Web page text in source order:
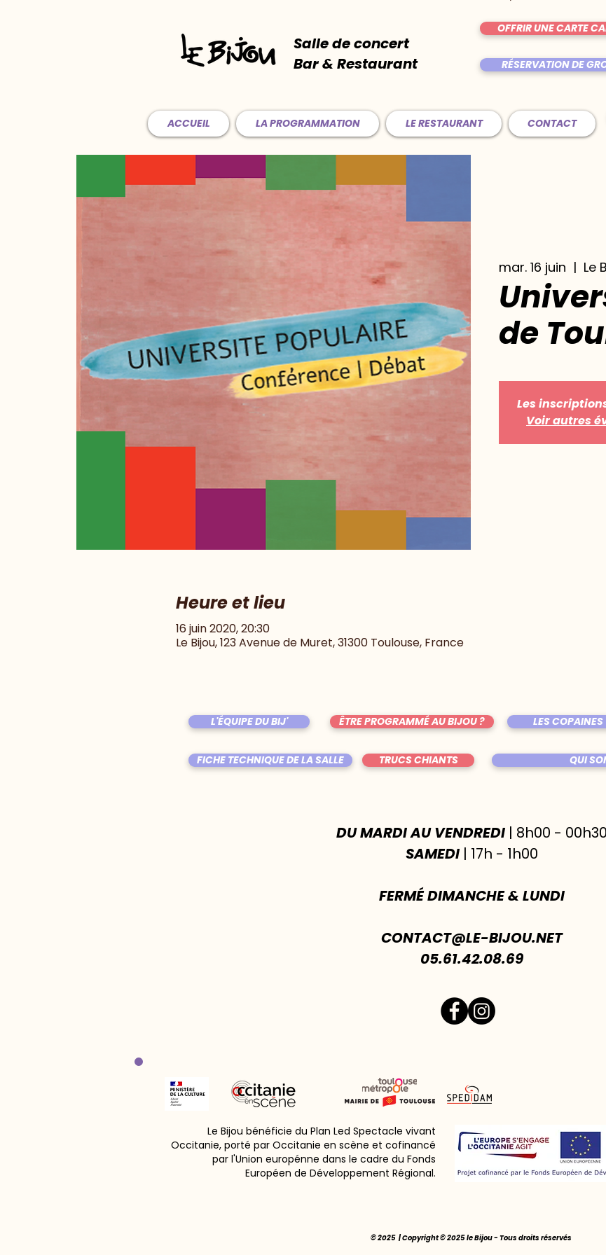
Salle de concert
Bar & Restaurant
OFFRIR UNE CARTE
RÉSERVATION DE
ACCUEIL LA PROGRAMMATION LE RESTAURANT CONTACT
mar. 16 juin
  |
Le
de
Les
Voir autres
Heure et lieu
16 juin 2020, 20:30
Le Bijou, 123 Avenue de Muret, 31300 Toulouse, France
L'ÉQUIPE DU BIJ' ÊTRE PROGRAMMÉ AU BIJOU ? LES COPAINES
FICHE TECHNIQUE DE LA SALLE TRUCS CHIANTS QUI
DU MARDI AU VENDREDI| 8h00 - 00h30
SAMEDI| 17h - 1h00
FERMÉ DIMANCHE & LUNDI
CONTACT@LE-BIJOU.NET
05.61.42.08.69
Le Bijou bénéficie du Plan Led Spectacle vivant
Occitanie, porté par Occitanie en scène et cofinancé
par l'Union europénne dans le cadre du Fonds
Européen de Développement Régional.
© 2025 | Copyright © 2025 le Bijou - Tous droits réservés